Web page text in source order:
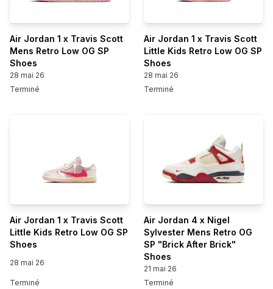
Air Jordan 1 x Travis Scott
Mens Retro Low OG SP
Shoes
28 mai 26
Terminé
Air Jordan 1 x Travis Scott
Little Kids Retro Low OG SP
Shoes
28 mai 26
Terminé
Air Jordan 1 x Travis Scott
Little Kids Retro Low OG SP
Shoes
28 mai 26
Terminé
Air Jordan 4 x Nigel
Sylvester Mens Retro OG
SP "Brick After Brick"
Shoes
21 mai 26
Terminé